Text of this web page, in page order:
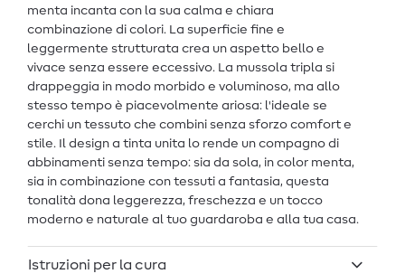
menta incanta con la sua calma e chiara
combinazione di colori. La superficie fine e
leggermente strutturata crea un aspetto bello e
vivace senza essere eccessivo. La mussola tripla si
drappeggia in modo morbido e voluminoso, ma allo
stesso tempo è piacevolmente ariosa: l'ideale se
cerchi un tessuto che combini senza sforzo comfort e
stile. Il design a tinta unita lo rende un compagno di
abbinamenti senza tempo: sia da sola, in color menta,
sia in combinazione con tessuti a fantasia, questa
tonalità dona leggerezza, freschezza e un tocco
moderno e naturale al tuo guardaroba e alla tua casa.
Istruzioni per la cura